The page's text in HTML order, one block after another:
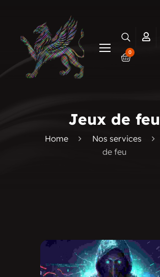
0
Jeux de feu
Home Nos services
de feu